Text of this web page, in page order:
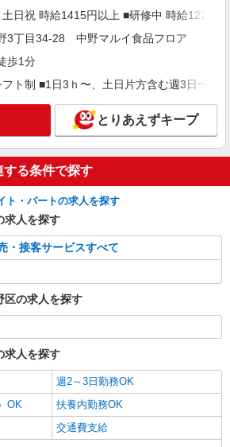
ード896）
給1,500円
イフ中野坂上店 東京都中野区中央1-36-3
詳細を見る
ード842）
時給1,265円以上
イフ東中野店 東京都中野区東中野3-9-7
詳細を見る
ード842）
1,360円以上 ※24:15まで勤務が条件とな
。
イフ東中野店 東京都中野区東中野3-9-7
詳細を見る
日祝 時給1415円以上 ■研修中 時給1226円
3丁目34-28 中野マルイ食品フロア
歩1分
ト制 ■1日3ｈ〜、土日片方含む週3日〜で
とりあえずキープ
する条件で探す
ト・パートの求人を探す
求人を探す
・接客サービスすべて
区の求人を探す
求人を探す
週2～3日勤務OK
OK
扶養内勤務OK
交通費支給